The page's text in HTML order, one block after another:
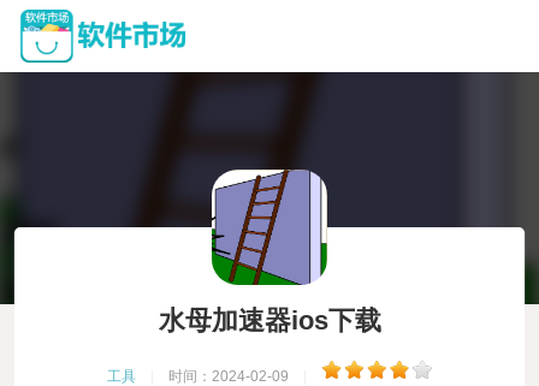
水母加速器ios下载
工具 时间：2024-02-09